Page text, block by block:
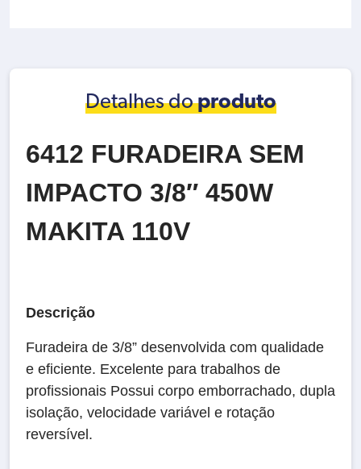
Detalhes doproduto
6412 FURADEIRA SEM
IMPACTO 3/8″ 450W
MAKITA 110V
Descrição
Furadeira de 3/8” desenvolvida com qualidade
e eficiente. Excelente para trabalhos de
profissionais Possui corpo emborrachado, dupla
isolação, velocidade variável e rotação
reversível.